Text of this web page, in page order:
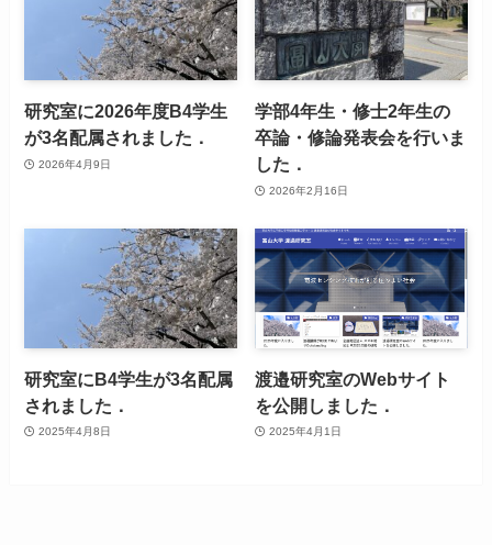
研究室に2026年度B4学生
が3名配属されました．
2026年4月9日
学部4年生・修士2年生の
卒論・修論発表会を行いま
した．
2026年2月16日
研究室にB4学生が3名配属
されました．
2025年4月8日
渡邉研究室のWebサイト
を公開しました．
2025年4月1日